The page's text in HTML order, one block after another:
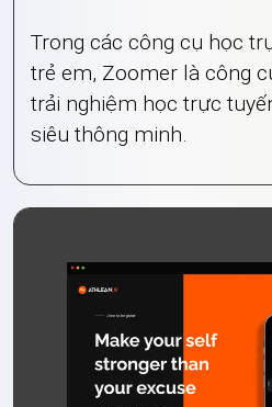
Trong các công cụ học
trẻ em, Zoomer là công
trải nghiệm học trực
siêu thông minh.